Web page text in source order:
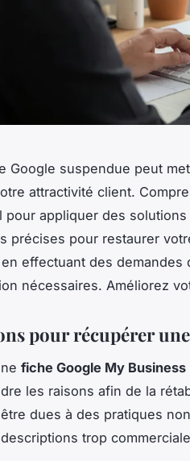
Google suspendue peut
attractivité client.
pour appliquer des
précises pour restaurer
effectuant des
nécessaires. Améliorez
pour récupérer
fiche Google My Business
les raisons afin de la
dues à des pratiques
trop